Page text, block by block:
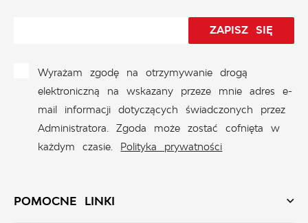
POMOCNE LINKI
Wyrażam zgodę na otrzymywanie drogą
elektroniczną na wskazany przeze mnie adres e-
mail informacji dotyczących świadczonych przez
Administratora. Zgoda może zostać cofnięta w
każdym czasie. Polityka prywatności